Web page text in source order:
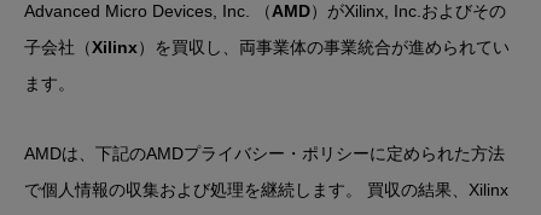
Advanced Micro Devices, Inc. （AMD）がXilinx, Inc.およびその
子会社（Xilinx）を買収し、両事業体の事業統合が進められてい
ます。
AMDは、下記のAMDプライバシー・ポリシーに定められた方法
で個人情報の収集および処理を継続します。 買収の結果、Xilinx